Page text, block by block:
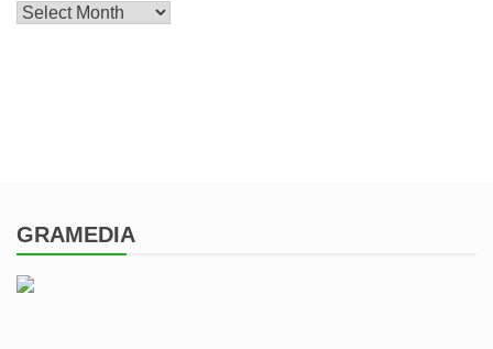
Archive
GRAMEDIA